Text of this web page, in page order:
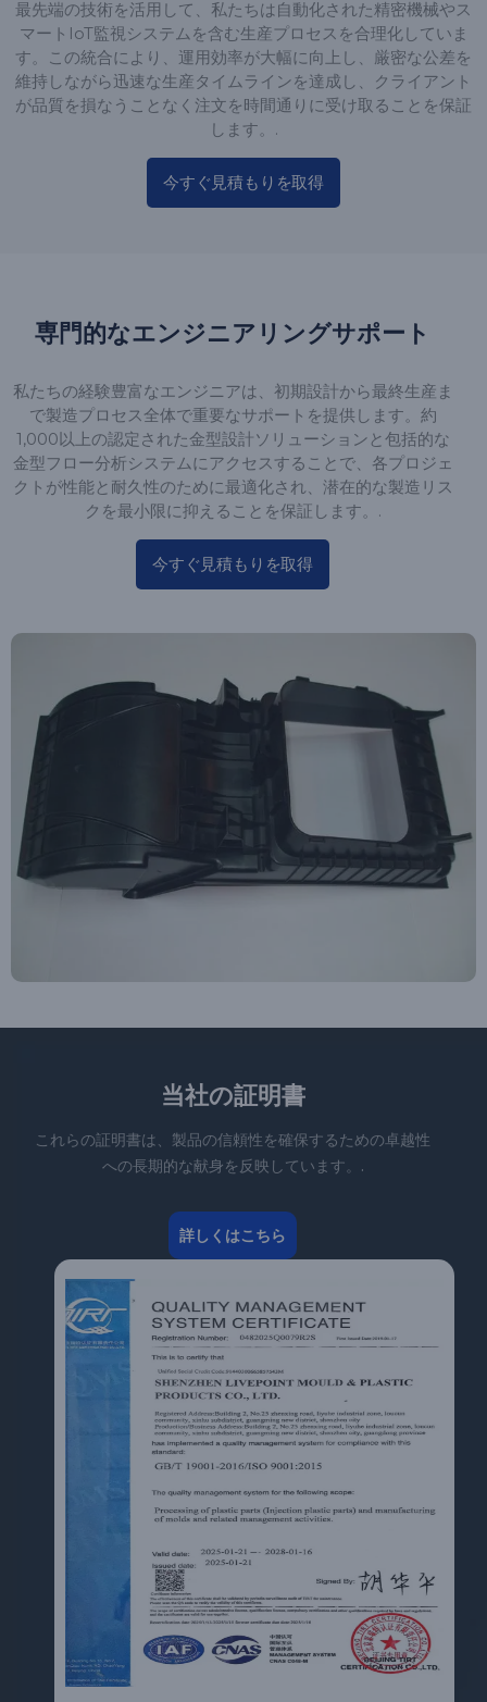
最先端の技術を活用して、私たちは自動化された精密機械やス
マートIoT監視システムを含む生産プロセスを合理化していま
す。この統合により、運用効率が大幅に向上し、厳密な公差を
維持しながら迅速な生産タイムラインを達成し、クライアント
が品質を損なうことなく注文を時間通りに受け取ることを保証
します。.
今すぐ見積もりを取得
専門的なエンジニアリングサポート
私たちの経験豊富なエンジニアは、初期設計から最終生産ま
で製造プロセス全体で重要なサポートを提供します。約
1,000以上の認定された金型設計ソリューションと包括的な
金型フロー分析システムにアクセスすることで、各プロジェ
クトが性能と耐久性のために最適化され、潜在的な製造リス
クを最小限に抑えることを保証します。.
今すぐ見積もりを取得
当社の証明書
これらの証明書は、製品の信頼性を確保するための卓越性
への長期的な献身を反映しています。.
詳しくはこちら